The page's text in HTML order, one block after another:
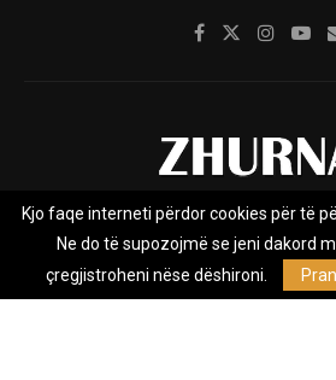
Rreth nesh Impresumi
Privacy Policy
Zhurnal.mk është Agjenci e Lajmeve e
Kjo faqe interneti përdor cookies për të
Ne do të supozojmë se jeni dakord
çregjistroheni nëse dëshironi.